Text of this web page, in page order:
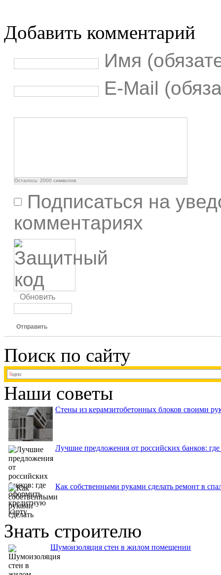
Добавить комментарий
Имя
E-Mail
Осталось: 2000 символов
Подписаться на
комментариях
Обновить
Отправить
Поиск по сайту
Наши советы
Стены из керамзитобетонных блоков своими
Лучшие предложения от российских банков:
Как собственными руками сделать ремонт в
Знать строителю
Шумоизоляция стен в жилом помещении